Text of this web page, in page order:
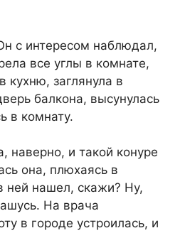
с интересом наблюдал,
все углы в комнате,
кухню, заглянула в
балкона, высунулась
в комнату.
наверно, и такой конуре
она, плюхаясь в
ней нашел, скажи? Ну,
На врача
в городе устроилась, и